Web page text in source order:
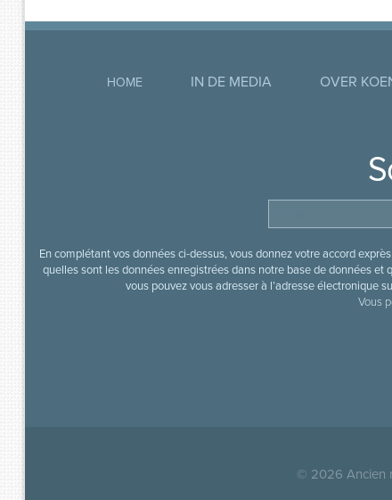
HOME IN DE MEDIA OVER
En complétant vos données ci-dessus, vous donnez votre accord
quelles sont les données enregistrées dans notre base de données
vous pouvez vous adresser à l’adresse électronique
Vous
© 2026 Ancien